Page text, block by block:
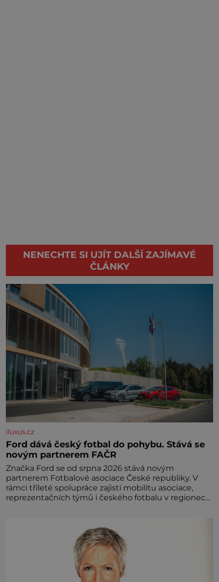
NENECHTE SI UJÍT DALŠÍ ZAJÍMAVÉ
ČLÁNKY
iluxus.cz
Ford dává český fotbal do pohybu. Stává se
novým partnerem FAČR
Značka Ford se od srpna 2026 stává novým
partnerem Fotbalové asociace České republiky. V
rámci tříleté spolupráce zajistí mobilitu asociace,
reprezentačních týmů i českého fotbalu v regionech.